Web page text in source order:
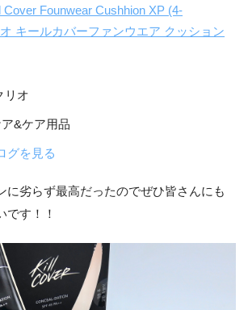
Cover Founwear Cushhion XP (4-
キールカバーファンウエア クッション
リオ
&ケア用品
グを見る
に劣らず最高だったのでぜひ皆さんにも
です！！